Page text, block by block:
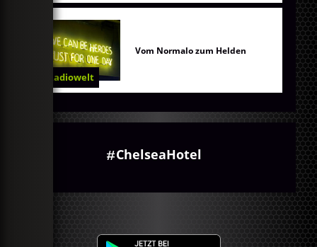
Radiowelt
Vom Normalo zum Helden
ChelseaHotel